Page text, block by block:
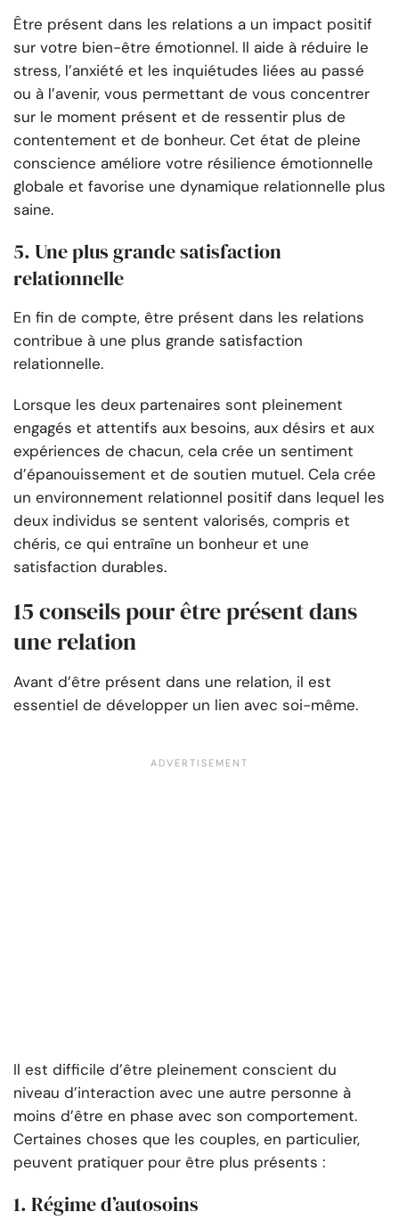
Être présent dans les relations a un impact positif
sur votre bien-être émotionnel. Il aide à réduire le
stress, l’anxiété et les inquiétudes liées au passé
ou à l’avenir, vous permettant de vous concentrer
sur le moment présent et de ressentir plus de
contentement et de bonheur. Cet état de pleine
conscience améliore votre résilience émotionnelle
globale et favorise une dynamique relationnelle plus
saine.
5. Une plus grande satisfaction
relationnelle
En fin de compte, être présent dans les relations
contribue à une plus grande satisfaction
relationnelle.
Lorsque les deux partenaires sont pleinement
engagés et attentifs aux besoins, aux désirs et aux
expériences de chacun, cela crée un sentiment
d’épanouissement et de soutien mutuel. Cela crée
un environnement relationnel positif dans lequel les
deux individus se sentent valorisés, compris et
chéris, ce qui entraîne un bonheur et une
satisfaction durables.
15 conseils pour être présent dans
une relation
Avant d’être présent dans une relation, il est
essentiel de développer un lien avec soi-même.
Il est difficile d’être pleinement conscient du
niveau d’interaction avec une autre personne à
moins d’être en phase avec son comportement.
Certaines choses que les couples, en particulier,
peuvent pratiquer pour être plus présents :
1. Régime d’autosoins